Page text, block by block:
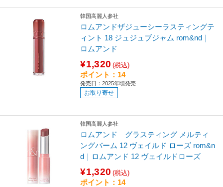
韓国高麗人参社
ロムアンドザジューシーラスティングテ
ィント 18 ジュジュブジャム rom&nd｜
ロムアンド
¥1,320 (税込)
ポイント：14
発売日：2025年頃発売
お取り寄せ
韓国高麗人参社
ロムアンド グラスティング メルティ
ングバーム 12 ヴェイルド ローズ rom&n
d｜ロムアンド 12 ヴェイルドローズ
¥1,320 (税込)
ポイント：14